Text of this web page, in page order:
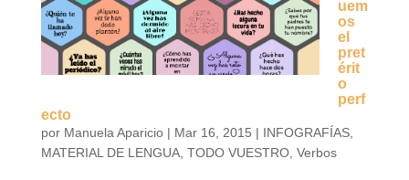
uem
os
el
pret
érit
o
perf
ecto
por Manuela Aparicio| Mar 16, 2015 | INFOGRAFÍAS,
MATERIAL DE LENGUA, TODO VUESTRO, Verbos